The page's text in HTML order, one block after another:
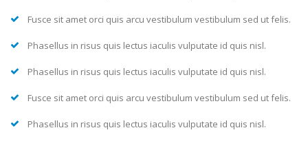
Fusce sit amet orci quis arcu vestibulum vestibulum sed ut felis.
Phasellus in risus quis lectus iaculis vulputate id quis nisl.
Phasellus in risus quis lectus iaculis vulputate id quis nisl.
Fusce sit amet orci quis arcu vestibulum vestibulum sed ut felis.
Phasellus in risus quis lectus iaculis vulputate id quis nisl.